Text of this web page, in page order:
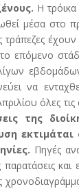
Η
μέσα στο
επόμενο
να
όλες
της
Πηγές